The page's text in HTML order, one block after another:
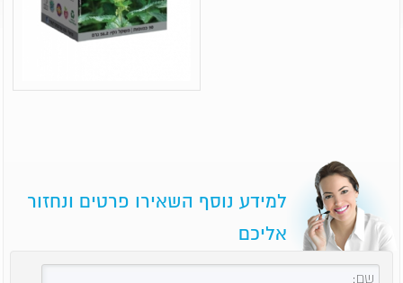
למידע נוסף השאירו פרטים ונחזור
אליכם